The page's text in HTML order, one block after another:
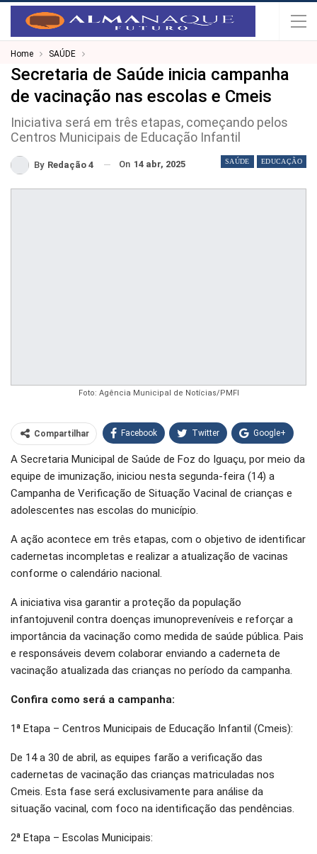
Home SAÚDE
Secretaria de Saúde inicia campanha
de vacinação nas escolas e Cmeis
Iniciativa será em três etapas, começando pelos
Centros Municipais de Educação Infantil
SAÚDE EDUCAÇÃO
By Redação 4 On 14 abr, 2025
Foto: Agência Municipal de Notícias/PMFI
Compartilhar Facebook Twitter Google+
WhatsApp Pinterest
O email
A Secretaria Municipal de Saúde de Foz do Iguaçu, por meio da
equipe de imunização, iniciou nesta segunda-feira (14) a
Campanha de Verificação de Situação Vacinal de crianças e
adolescentes nas escolas do município.
A ação acontece em três etapas, com o objetivo de identificar
cadernetas incompletas e realizar a atualização de vacinas
conforme o calendário nacional.
A iniciativa visa garantir a proteção da população
infantojuvenil contra doenças imunopreveníveis e reforçar a
importância da vacinação como medida de saúde pública. Pais
e responsáveis devem colaborar enviando a caderneta de
vacinação atualizada das crianças no período da campanha.
Confira como será a campanha:
1ª Etapa – Centros Municipais de Educação Infantil (Cmeis):
De 14 a 30 de abril, as equipes farão a verificação das
cadernetas de vacinação das crianças matriculadas nos
Cmeis. Esta fase será exclusivamente para análise da
situação vacinal, com foco na identificação das pendências.
2ª Etapa – Escolas Municipais: